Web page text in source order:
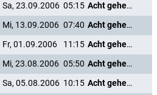
Sa, 23.09.2006 05:15
Acht gehen türmen
Mi, 13.09.2006 07:40
Acht gehen türmen
Fr, 01.09.2006 11:15
Acht gehen türmen
Mi, 23.08.2006 05:50
Acht gehen türmen
Sa, 05.08.2006 10:15
Acht gehen türmen